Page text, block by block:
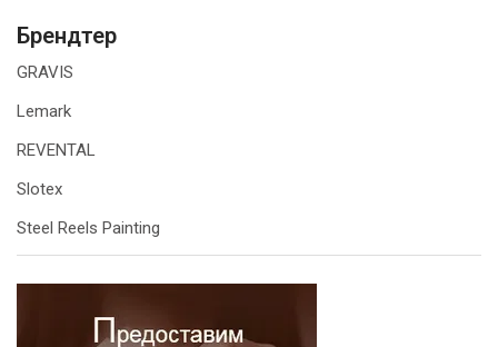
Брендтер
GRAVIS
Lemark
REVENTAL
Slotex
Steel Reels Painting